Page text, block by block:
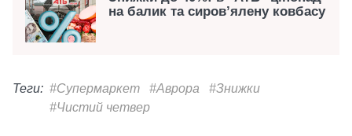
на балик та сировʼялену ковбасу
Теги: #Супермаркет #Аврора
#Знижки
#Чистий четвер